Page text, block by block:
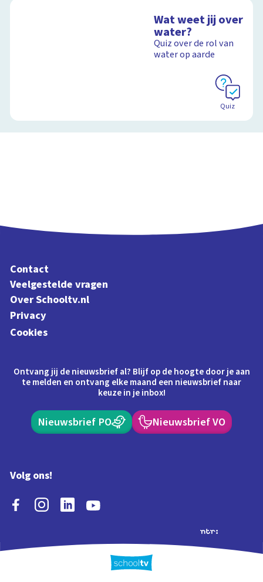
Wat weet jij over
water?
Quiz over de rol van
water op aarde
Quiz
Contact
Veelgestelde vragen
Over Schooltv.nl
Privacy
Cookies
Ontvang jij de nieuwsbrief al? Blijf op de hoogte door je aan
te melden en ontvang elke maand een nieuwsbrief naar
keuze in je inbox!
Nieuwsbrief PO Nieuwsbrief VO
Volg ons!